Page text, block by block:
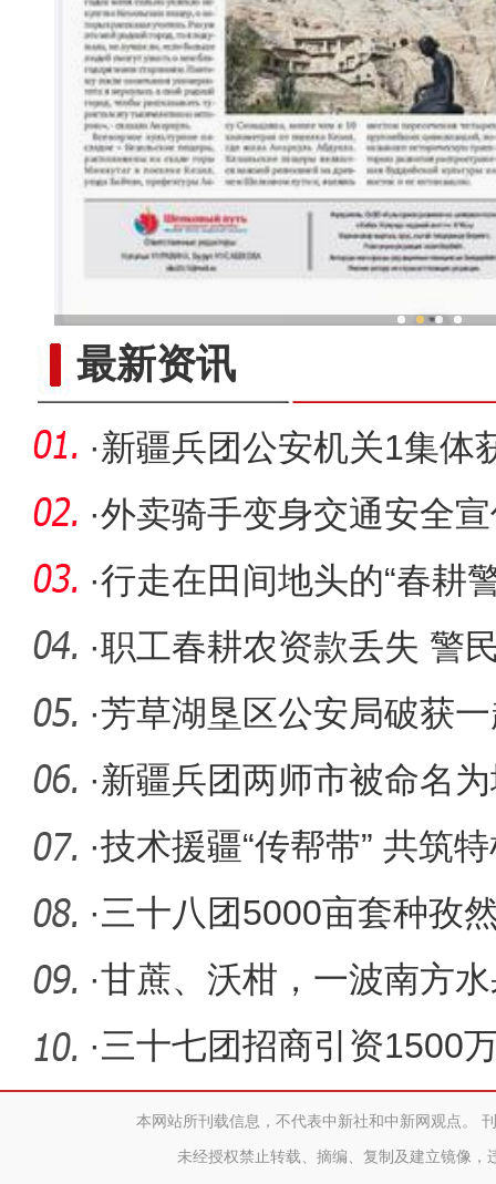
最新资讯
·新疆兵团公安机关1集体
·外卖骑手变身交通安全
·行走在田间地头的“春耕
·职工春耕农资款丢失 警
·芳草湖垦区公安局破获
·新疆兵团两师市被命名
化示范县
·技术援疆“传帮带” 共筑
·三十八团5000亩套种孜
·甘蔗、沃柑，一波南方
·三十七团招商引资1500
丝制品建
本网站所刊载信息，不代表中新社和中新网观点。
未经授权禁止转载、摘编、复制及建立镜像，